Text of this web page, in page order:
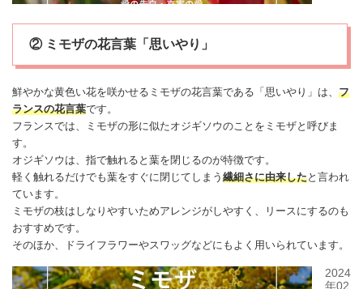
② ミモザの花言葉「思いやり」
鮮やかな黄色い花を咲かせる ミモザの花言葉である「思いやり」は、 フ
ランスの花言葉です。
フランスでは、
ミモザの形に似たオジギソウのことを ミモザと呼びま
す。
オジギソウ は、指で触れると葉を閉じるのが特徴です。
軽く触れるだけでも葉をすぐに閉じてしまう 繊細さに由来したと言われ
ています。
ミモザの枝はしなりやすいためアレンジがしやすく、リースにするのも
おすすめです。
そのほか、ドライフラワーやスワッグなどにもよく用いられています。